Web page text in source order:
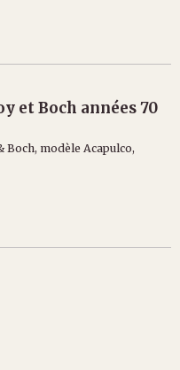
et Boch années 70
modèle Acapulco,